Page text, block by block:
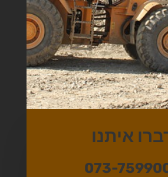
איתנו
073-